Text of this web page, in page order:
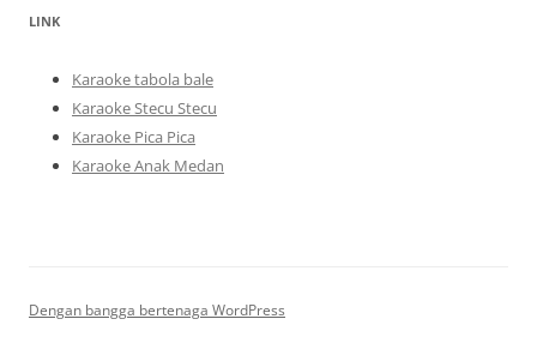
LINK
Karaoke tabola bale
Karaoke Stecu Stecu
Karaoke Pica Pica
Karaoke Anak Medan
Dengan bangga bertenaga WordPress